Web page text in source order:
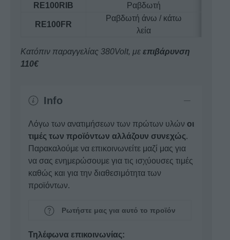
RE100RIB
Ραβδωτή
RE100FR
Ραβδωτή άνω / κάτω
λεία
Κατόπιν παραγγελίας 380Volt, με επιβάρυνση
110€
Info
Λόγω των ανατιμήσεων των πρώτων υλών οι
τιμές των προϊόντων αλλάζουν συνεχώς.
Παρακαλούμε να επικοινωνείτε μαζί μας για
να σας ενημερώσουμε για τις ισχύουσες τιμές
καθώς και για την διαθεσιμότητα των
προϊόντων.
Ρωτήστε μας για αυτό το προϊόν
Τηλέφωνα επικοινωνίας: